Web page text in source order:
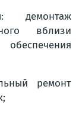
демонтаж
вблизи
ремонт